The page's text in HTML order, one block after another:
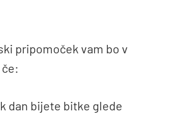
pripomoček vam bo v
dan bijete bitke glede